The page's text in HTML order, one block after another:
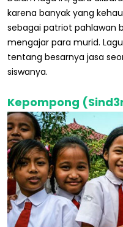
karena banyak yang
sebagai patriot pahlawan
mengajar para murid.
tentang besarnya jasa
siswanya.
Kepompong